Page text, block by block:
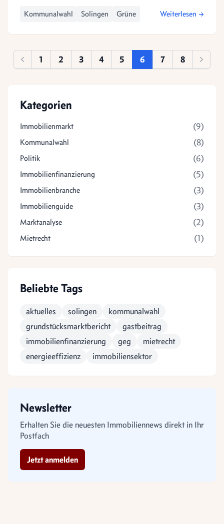
Kommunalwahl Solingen Grüne Weiterlesen →
Zurück 1 2 3 4 5 6 7 8 Weiter
Kategorien
Immobilienmarkt (9)
Kommunalwahl (8)
Politik (6)
Immobilienfinanzierung (5)
Immobilienbranche (3)
Immobilienguide (3)
Marktanalyse (2)
Mietrecht (1)
Beliebte Tags
aktuelles solingen
kommunalwahl
grundstücksmarktbericht
gastbeitrag
immobilienfinanzierung
geg
mietrecht
energieeffizienz
immobiliensektor
Newsletter
Erhalten Sie die neuesten Immobiliennews direkt in Ihr
Postfach
Jetzt anmelden